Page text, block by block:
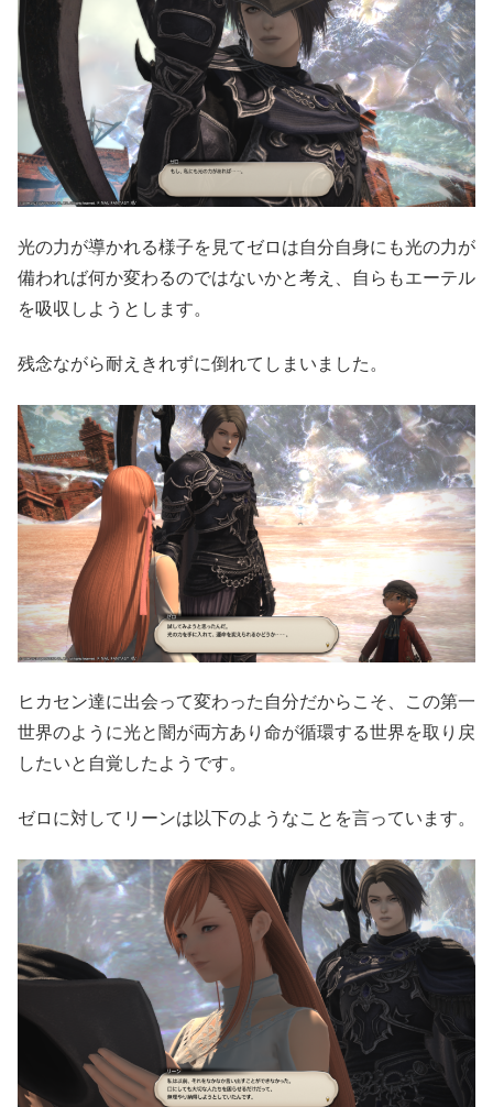
光の力が導かれる様子を見てゼロは自分自身にも光の力が
備われば何か変わるのではないかと考え、自らもエーテル
を吸収しようとします。
残念ながら耐えきれずに倒れてしまいました。
ヒカセン達に出会って変わった自分だからこそ、この第一
世界のように光と闇が両方あり命が循環する世界を取り戻
したいと自覚したようです。
ゼロに対してリーンは以下のようなことを言っています。